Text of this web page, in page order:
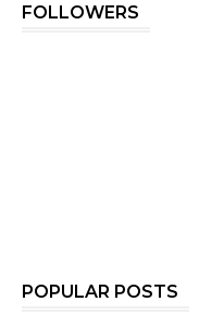
FOLLOWERS
POPULAR POSTS